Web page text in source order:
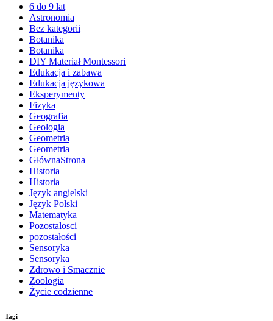
6 do 9 lat
Astronomia
Bez kategorii
Botanika
Botanika
DIY Materiał Montessori
Edukacja i zabawa
Edukacja językowa
Eksperymenty
Fizyka
Geografia
Geologia
Geometria
Geometria
GłównaStrona
Historia
Historia
Język angielski
Język Polski
Matematyka
Pozostalosci
pozostałości
Sensoryka
Sensoryka
Zdrowo i Smacznie
Zoologia
Życie codzienne
Tagi